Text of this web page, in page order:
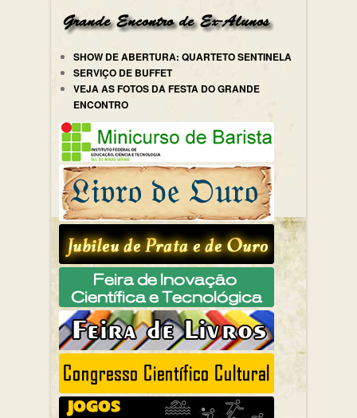
SHOW DE ABERTURA: QUARTETO SENTINELA
SERVIÇO DE BUFFET
VEJA AS FOTOS DA FESTA DO GRANDE
ENCONTRO